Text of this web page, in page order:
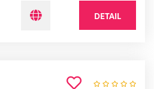
DETAIL